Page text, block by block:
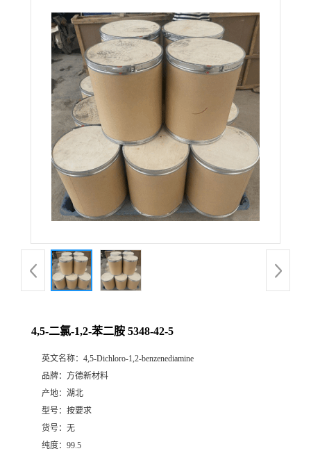
4,5-二氯-1,2-苯二胺 5348-42-5
英文名称： 4,5-Dichloro-1,2-benzenediamine
品牌： 方德新材料
产地： 湖北
型号： 按要求
货号： 无
纯度： 99.5